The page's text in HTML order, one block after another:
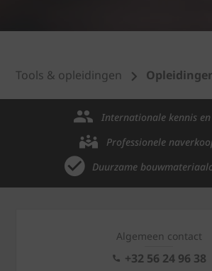
Tools & opleidingen
Internationale kennis
Professionele
Duurzame
Algemeen contact
+32 56 24 96 38